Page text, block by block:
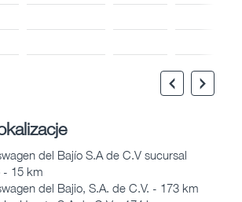
del Bajío S.A de C.V sucursal
- 15 km
del Bajio, S.A. de C.V. - 173 km